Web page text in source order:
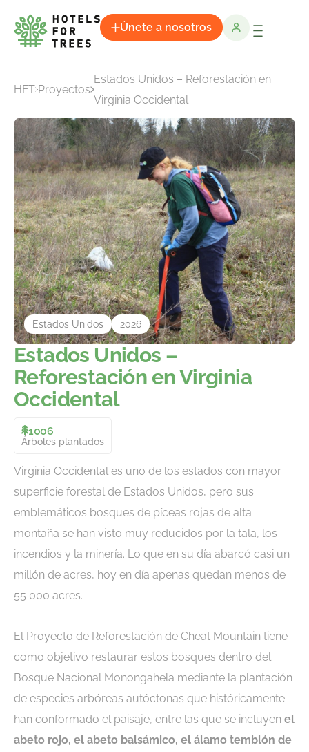
Únete a nosotros
HFT Proyectos
Estados Unidos – Reforestación en
Virginia Occidental
Estados Unidos –
Reforestación en Virginia
Occidental
1006
Árboles plantados
Virginia Occidental es uno de los estados con mayor
superficie forestal de Estados Unidos, pero sus
emblemáticos bosques de píceas rojas de alta
montaña se han visto muy reducidos por la tala, los
incendios y la minería. Lo que en su día abarcó casi un
millón de acres, hoy en día apenas quedan menos de
55 000 acres.
El Proyecto de Reforestación de Cheat Mountain tiene
como objetivo restaurar estos bosques dentro del
Bosque Nacional Monongahela mediante la plantación
de especies arbóreas autóctonas que históricamente
han conformado el paisaje, entre las que se incluyen el
abeto rojo, el abeto balsámico, el álamo temblón de
Estados Unidos 2026